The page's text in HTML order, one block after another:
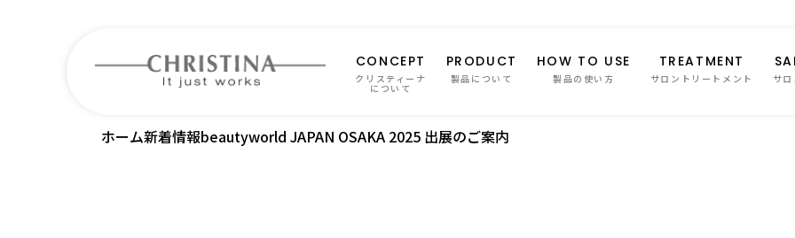
CONCEPT
クリスティーナ
について
PRODUCT
製品について
HOW TO USE
製品の使い方
TREATMENT
サロントリートメント サ
ホーム新着情報beautyworld JAPAN OSAKA 2025 出展のご案内